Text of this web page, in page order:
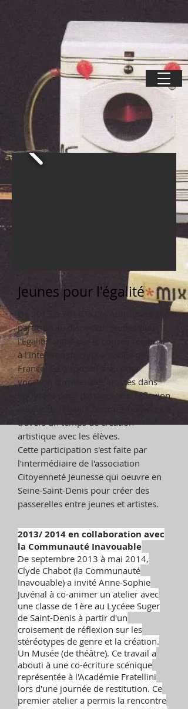
Jeunes pour l'égalité
participé au dispositif "Jeunes pour
l'Egalité" initié par le conseil régional
à l'intention des lycéens
France. Ce dispositif a eu pour
vocation d'inviter des artistes dans
les lycées pour partager leur réflexion
travers un temps de création
artistique avec les élèves.
Cette participation s'est faite par
l'intermédiaire de l'association
Citoyenneté Jeunesse qui oeuvre en
Seine-Saint-Denis pour créer des
passerelles entre jeunes et artistes.
2013/ 2014 en collaboration avec
la Communauté Inavouable
De septembre 2013 à mai 2014,
Clyde Chabot (la Communauté
Inavouable) a invité Anne-Sophie
Juvénal à co-animer un atelier avec
une classe de 1ère au Lycéee Suger
de Saint-Denis à partir d'un
croisement de réflexion sur les
stéréotypes de genre et la création.
Un Musée (de théâtre). Ce travail a
abouti à une co-écriture scénique
représentée à l'Académie Fratellini
lors d'une journée de restitution. Ce
premier atelier a permis la rencontre